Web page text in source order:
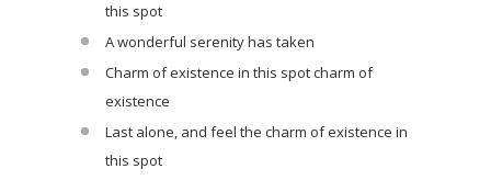
this spot
A wonderful serenity has taken
Charm of existence in this spot charm of
existence
Last alone, and feel the charm of existence in
this spot